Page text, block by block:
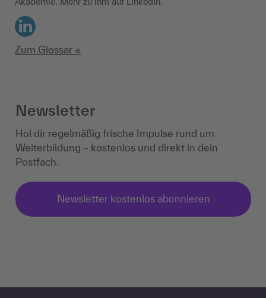
LinkedIn
Zum Glossar «
Newsletter
Hol dir regelmäßig frische Impulse rund um
Weiterbildung – kostenlos und direkt in dein
Postfach.
Newsletter kostenlos abonnieren